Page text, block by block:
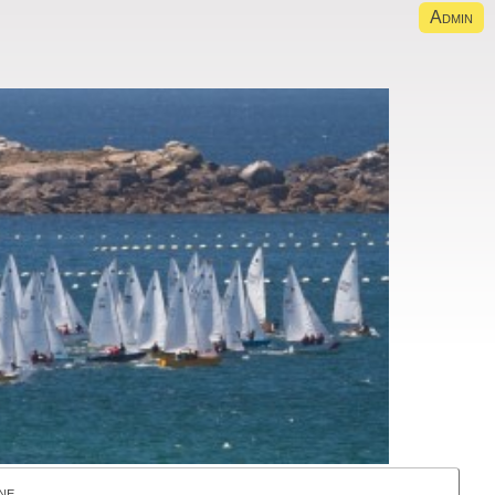
Admin